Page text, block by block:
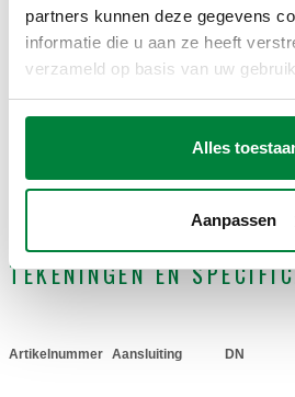
partners kunnen deze gegevens
informatie die u aan ze heeft
verzameld op basis van uw
Alles
Aanpassen
CERTIFICERINGEN
TEKENINGEN EN
Artikelnummer Aansluiting DN